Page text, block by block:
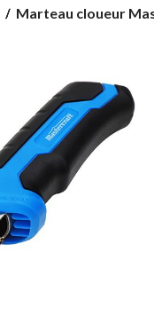
Marteau
Marteau cloueur